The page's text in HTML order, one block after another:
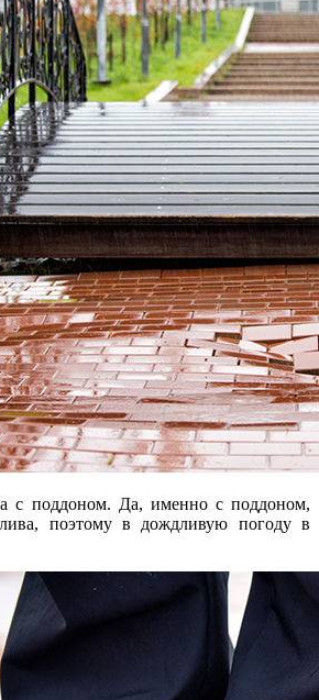
с поддоном. Да, именно с поддоном,
поэтому в дождливую погоду в